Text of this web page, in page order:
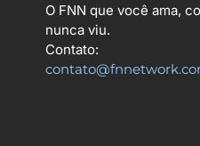
O FNN que você ama,
nunca viu.
Contato: